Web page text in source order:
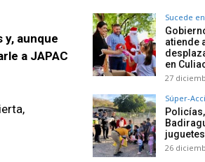
y, aunque
a JAPAC
Sucede
atiende
en
27
Súper-
26